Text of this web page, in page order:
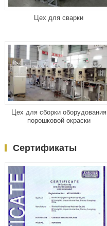
Цех для сварки
Цех для сборки оборудования
порошковой окраски
Сертификаты